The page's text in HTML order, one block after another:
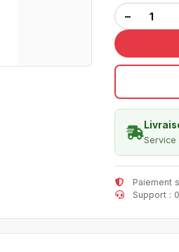
−
Service
Paiement
Support :